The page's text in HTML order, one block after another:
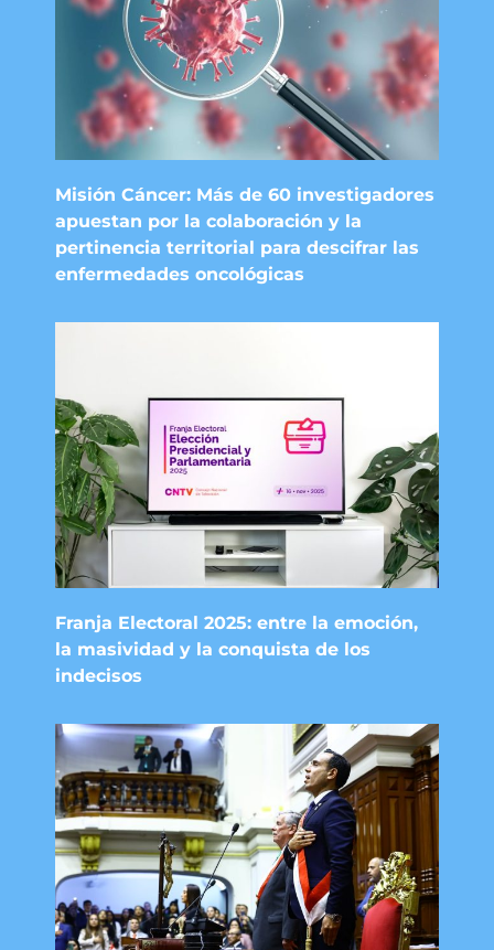
Misión Cáncer: Más de 60 investigadores
apuestan por la colaboración y la
pertinencia territorial para descifrar las
enfermedades oncológicas
Franja Electoral 2025: entre la emoción,
la masividad y la conquista de los
indecisos